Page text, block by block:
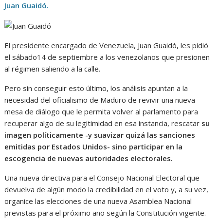
Juan Guaidó.
El presidente encargado de Venezuela, Juan Guaidó, les pidió
el sábado14 de septiembre a los venezolanos que presionen
al régimen saliendo a la calle.
Pero sin conseguir esto último, los análisis apuntan a la
necesidad del oficialismo de Maduro de revivir una nueva
mesa de diálogo que le permita volver al parlamento para
recuperar algo de su legitimidad en esa instancia, rescatar su
imagen políticamente -y suavizar quizá las sanciones
emitidas por Estados Unidos- sino participar en la
escogencia de nuevas autoridades electorales.
Una nueva directiva para el Consejo Nacional Electoral que
devuelva de algún modo la credibilidad en el voto y, a su vez,
organice las elecciones de una nueva Asamblea Nacional
previstas para el próximo año según la Constitución vigente.